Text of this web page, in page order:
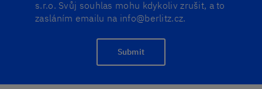
s.r.o. Svůj souhlas mohu kdykoliv zrušit, a to
zasláním emailu na info@berlitz.cz.
Submit